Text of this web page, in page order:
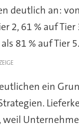
deutlich an:
2, 61 % auf Tier
81 % auf Tier 5.
ein